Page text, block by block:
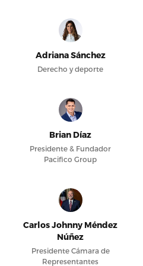
Adriana Sánchez
Derecho y deporte
Brian Díaz
Presidente & Fundador
Pacifico Group
Carlos Johnny Méndez
Núñez
Presidente Cámara de
Representantes